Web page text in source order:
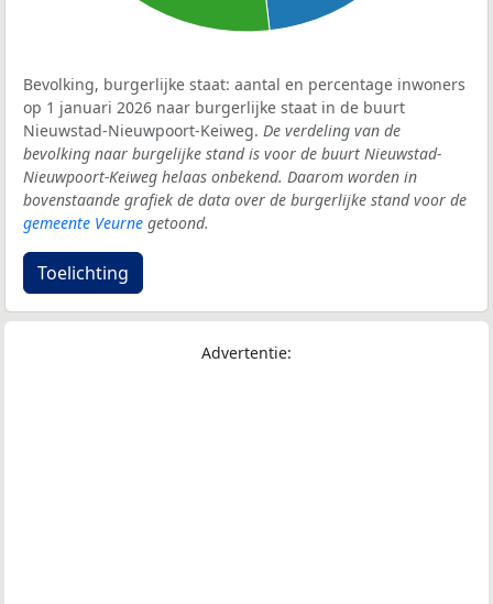
Bevolking, burgerlijke staat: aantal en percentage inwoners
op 1 januari 2026 naar burgerlijke staat in de buurt
Nieuwstad-Nieuwpoort-Keiweg. De verdeling van de
bevolking naar burgelijke stand is voor de buurt Nieuwstad-
Nieuwpoort-Keiweg helaas onbekend. Daarom worden in
bovenstaande grafiek de data over de burgerlijke stand voor de
gemeente Veurne getoond.
Toelichting
Advertentie: